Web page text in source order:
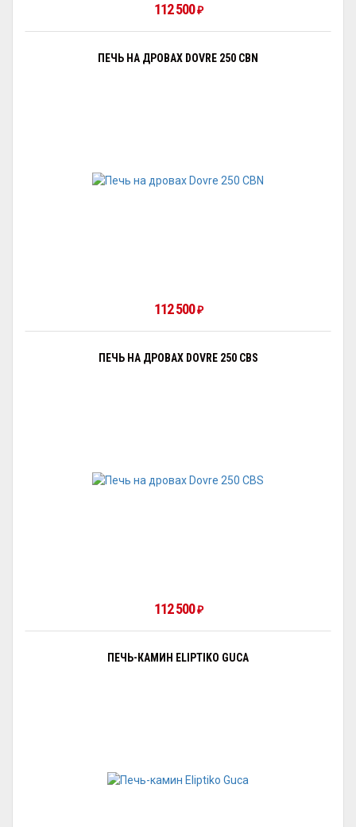
112 500 ₽
ПЕЧЬ НА ДРОВАХ DOVRE 250 CBN
112 500 ₽
ПЕЧЬ НА ДРОВАХ DOVRE 250 CBS
112 500 ₽
ПЕЧЬ-КАМИН ELIPTIKO GUCA